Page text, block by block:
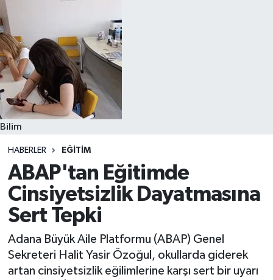
Bilim
HABERLER EĞITIM
ABAP'tan Eğitimde
Cinsiyetsizlik Dayatmasına
Sert Tepki
Adana Büyük Aile Platformu (ABAP) Genel
Sekreteri Halit Yasir Özoğul, okullarda giderek
artan cinsiyetsizlik eğilimlerine karşı sert bir uyarı